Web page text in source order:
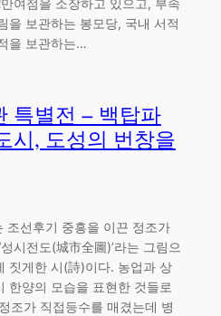
여점을 소장하고 있으고, 부속
을 보관하는 봉모당, 국내 서적
을 보관하는…
특별전 – 백탑파
시, 도성의 번창을
조선후기 중흥을 이끈 정조가
시전도(城市全圖)’라는 그림으
짓게한 시(詩)이다. 농업과 상
한양의 모습을 표현한 것들로
조가 직접등수를 매겼는데 병